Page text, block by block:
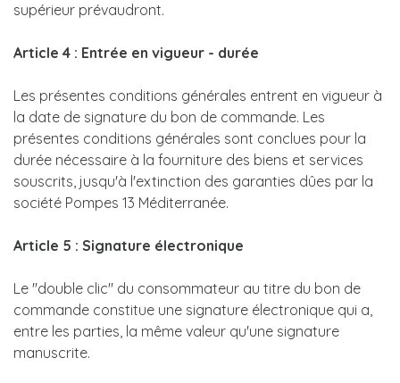
supérieur prévaudront.
Article 4 : Entrée en vigueur - durée
Les présentes conditions générales entrent en vigueur à
la date de signature du bon de commande. Les
présentes conditions générales sont conclues pour la
durée nécessaire à la fourniture des biens et services
souscrits, jusqu'à l'extinction des garanties dûes par la
société Pompes 13 Méditerranée.
Article 5 : Signature électronique
Le ''double clic'' du consommateur au titre du bon de
commande constitue une signature électronique qui a,
entre les parties, la même valeur qu'une signature
manuscrite.